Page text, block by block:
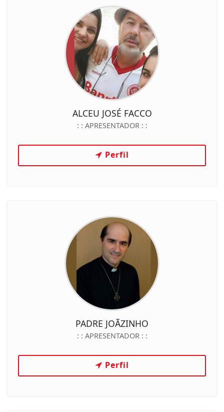
ALCEU JOSÉ FACCO
: : APRESENTADOR : :
Perfil
PADRE JOÃZINHO
: : APRESENTADOR : :
Perfil